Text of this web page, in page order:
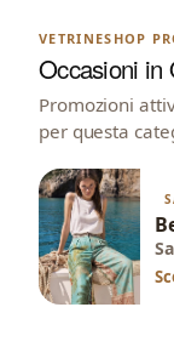
VETRINESHOP
Occasioni in
Promozioni
per questa